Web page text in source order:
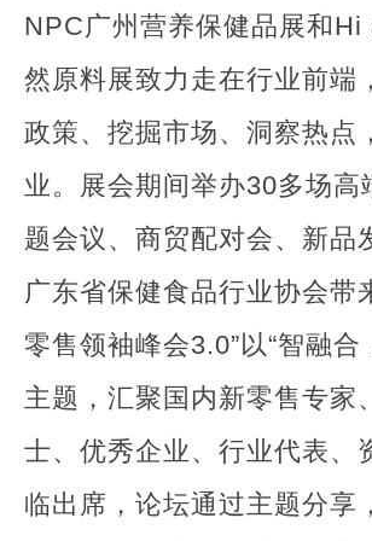
NPC广州营养保健品展和Hi
然原料展致力走在行业前端
政策、挖掘市场、洞察热点
业。展会期间举办30多场高
题会议、商贸配对会、新品
广东省保健食品行业协会带
零售领袖峰会3.0”以“智融合
主题，汇聚国内新零售专家
士、优秀企业、行业代表、
临出席，论坛通过主题分享